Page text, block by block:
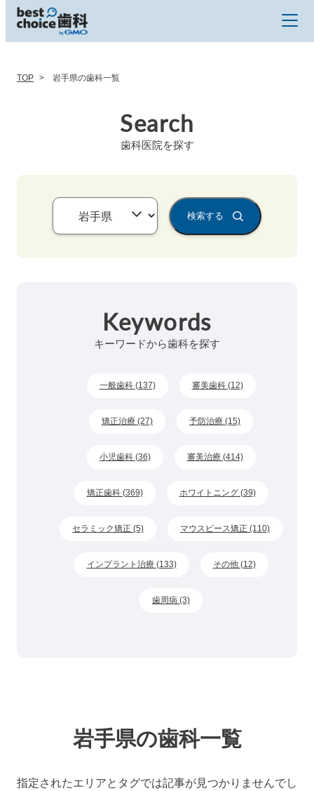
TOP 岩手県の歯科一覧
Search
歯科医院を探す
検索する
Keywords
キーワードから歯科を探す
一般歯科 (137) 審美歯科 (12)
矯正治療 (27) 予防治療 (15)
小児歯科 (36) 審美治療 (414)
矯正歯科 (369) ホワイトニング (39)
セラミック矯正 (5) マウスピース矯正 (110)
インプラント治療 (133) その他 (12)
歯周病 (3)
岩手県の歯科一覧
指定されたエリアとタグでは記事が見つかりませんでし